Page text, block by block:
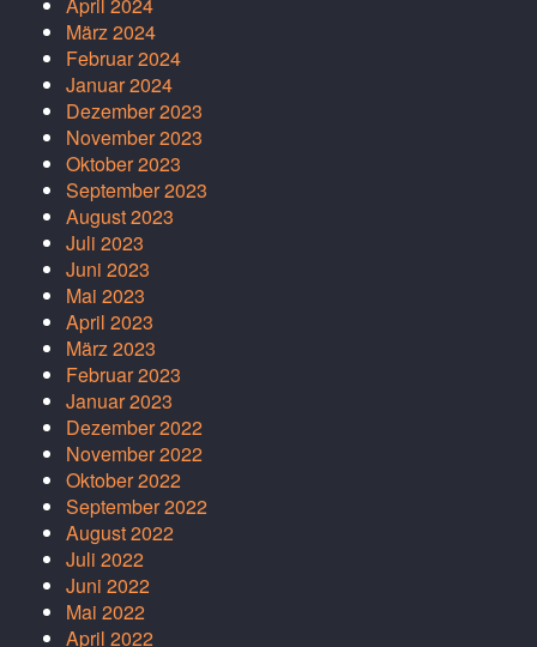
März 2024
Februar 2024
Januar 2024
Dezember 2023
November 2023
Oktober 2023
September 2023
August 2023
Juli 2023
Juni 2023
Mai 2023
April 2023
März 2023
Februar 2023
Januar 2023
Dezember 2022
November 2022
Oktober 2022
September 2022
August 2022
Juli 2022
Juni 2022
Mai 2022
April 2022